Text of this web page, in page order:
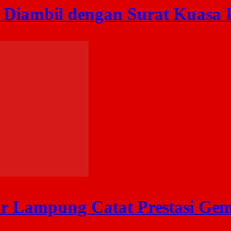
dengan Surat
Lampung Catat Prestasi